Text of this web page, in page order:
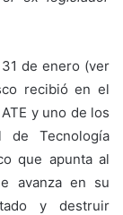
de enero (ver
recibió en el
y uno de los
de Tecnología
que apunta al
avanza en su
y destruir